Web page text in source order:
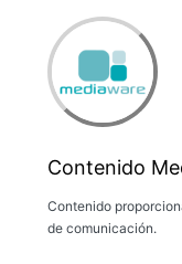
Contenido
Contenido
de comunicación.